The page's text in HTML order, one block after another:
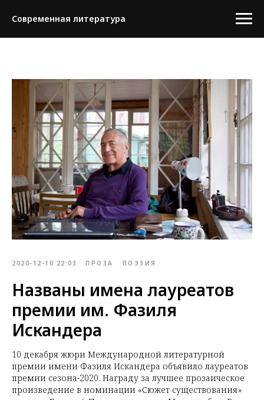
Современная литература
2020-12-10 22:03 ПРОЗА ПОЭЗИЯ
Названы имена лауреатов
премии им. Фазиля
Искандера
10 декабря жюри Международной литературной
премии имени Фазиля Искандера объявило лауреатов
премии сезона-2020. Награду за лучшее прозаическое
произведение в номинации «Сюжет существования»